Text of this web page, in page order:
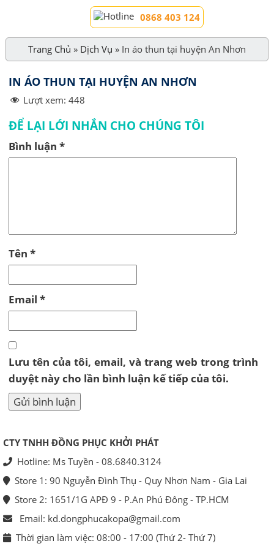
0868 403 124
Trang Chủ » Dịch Vụ » In áo thun tại huyện An Nhơn
IN ÁO THUN TẠI HUYỆN AN NHƠN
Lượt xem: 448
ĐỂ LẠI LỚI NHẮN CHO CHÚNG TÔI
Bình luận*
Tên*
Email*
Lưu tên của tôi, email, và trang web trong trình
duyệt này cho lần bình luận kế tiếp của tôi.
CTY TNHH ĐỒNG PHỤC KHỞI PHÁT
Hotline: Ms Tuyền - 08.6840.3124
Store 1: 90 Nguyễn Đình Thụ - Quy Nhơn Nam - Gia Lai
Store 2: 1651/1G APĐ 9 - P.An Phú Đông - TP.HCM
Email: kd.dongphucakopa@gmail.com
Thời gian làm việc: 08:00 - 17:00 (Thứ 2- Thứ 7)